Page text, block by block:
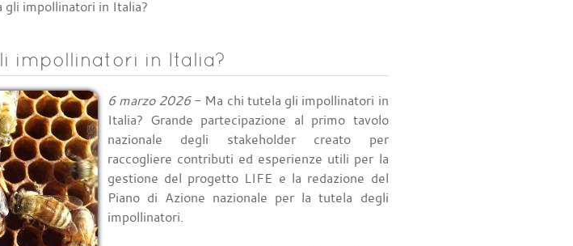
gli impollinatori in Italia?
impollinatori in Italia?
6 marzo 2026- Ma chi tutela gli impollinatori in
Italia? Grande partecipazione al primo tavolo
nazionale degli stakeholder creato per
raccogliere contributi ed esperienze utili per la
gestione del progetto LIFE e la redazione del
Piano di Azione nazionale per la tutela degli
impollinatori.